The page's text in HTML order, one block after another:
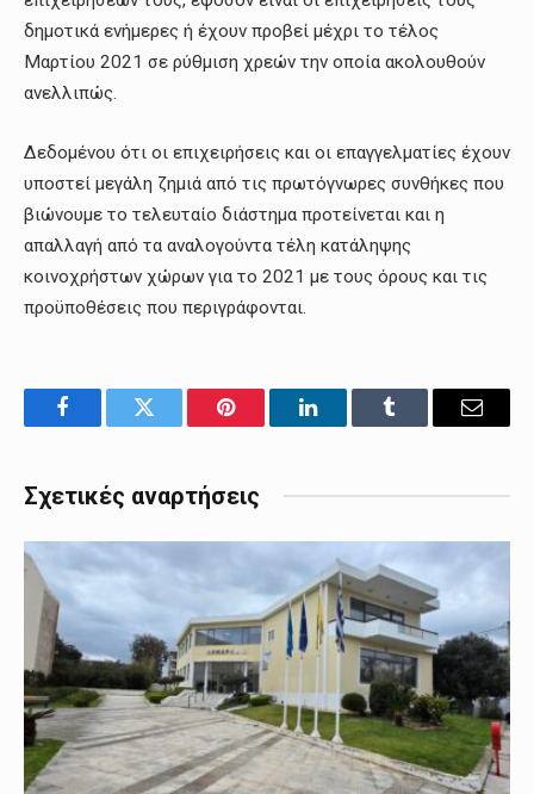
δημοτικά ενήμερες ή έχουν προβεί μέχρι το τέλος
Μαρτίου 2021 σε ρύθμιση χρεών την οποία ακολουθούν
ανελλιπώς.
Δεδομένου ότι οι επιχειρήσεις και οι επαγγελματίες έχουν
υποστεί μεγάλη ζημιά από τις πρωτόγνωρες συνθήκες που
βιώνουμε το τελευταίο διάστημα προτείνεται και η
απαλλαγή από τα αναλογούντα τέλη κατάληψης
κοινοχρήστων χώρων για το 2021 με τους όρους και τις
προϋποθέσεις που περιγράφονται.
FacebookTwitter Pinterest LinkedInTumblr Email
Σχετικές αναρτήσεις